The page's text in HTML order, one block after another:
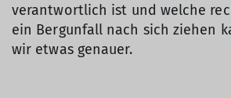
verantwortlich ist und welche
ein Bergunfall nach sich ziehen
wir etwas genauer.